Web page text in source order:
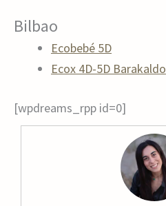
Bilbao
Ecobebé 5D
Ecox 4D-5D Barakaldo
[wpdreams_rpp id=0]